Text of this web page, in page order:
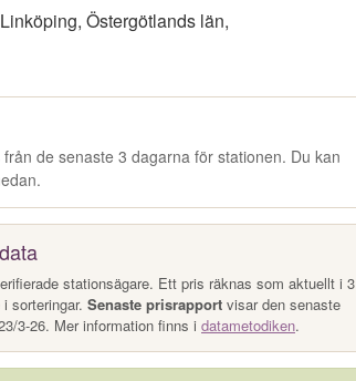
Linköping, Östergötlands län,
de senaste 3 dagarna för stationen. Du kan
stationsägare. Ett pris räknas som aktuellt i 3
sorteringar. Senaste prisrapport visar den senaste
3-26. Mer information finns i datametodiken.